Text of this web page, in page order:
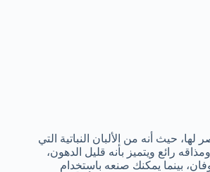
لها، حيث أنه من الألبان النباتية التي
رائع ويتميز بأنه قليل الدهون،
بينما يمكنك صنعه باستخدام